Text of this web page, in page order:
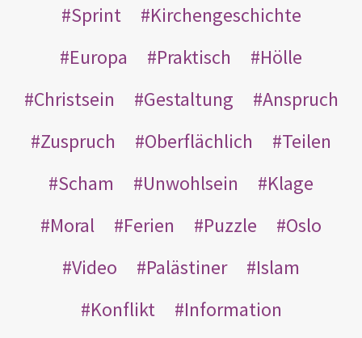
Sprint
Kirchengeschichte
Europa
Praktisch
Hölle
Christsein
Gestaltung
Anspruch
Zuspruch
Oberflächlich
Teilen
Scham
Unwohlsein
Klage
Moral
Ferien Puzzle
Oslo
Video
Palästiner
Islam
Konflikt
Information